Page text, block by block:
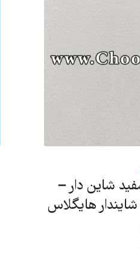
شاین دار –
هایگلاس